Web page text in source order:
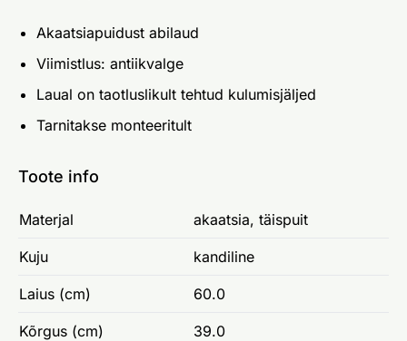
Akaatsiapuidust abilaud
Viimistlus: antiikvalge
Laual on taotluslikult tehtud kulumisjäljed
Tarnitakse monteeritult
Toote info
Materjal akaatsia, täispuit
Kuju kandiline
Laius (cm) 60.0
Kõrgus (cm) 39.0